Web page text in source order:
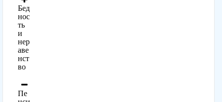
Бед
нос
ть
и
нер
аве
нст
во
Пе